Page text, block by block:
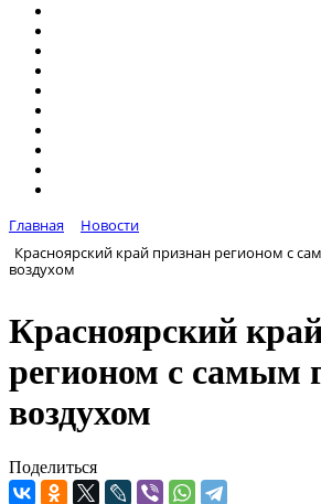
Главная
Новости
Красноярский край признан регионом с
воздухом
Красноярский
регионом с самым
воздухом
Поделиться